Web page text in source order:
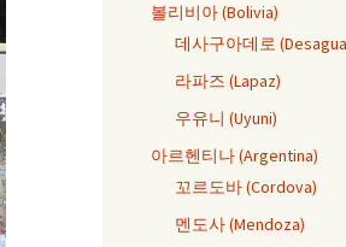
볼리비아 (Bolivia)
데사구아데로
라파즈 (Lapaz)
우유니 (Uyuni)
아르헨티나 (Argentina)
꼬르도바 (Cordova)
멘도사 (Mendoza)